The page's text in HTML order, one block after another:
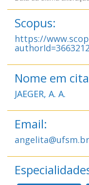
Scopus:
https://
Nome em
JAEGER, A. A.
Email:
angelita@ufsm.br